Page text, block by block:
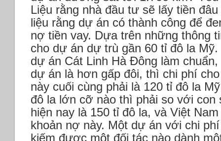
Liệu rằng nhà đầu tư sẽ lấy tiền
liệu rằng dự án có thành công để
nợ tiền vay. Dựa trên những thông
cho dự án dự trù gần 60 tỉ đô la
dự án Cát Linh Hà Đông làm
dự án là hơn gấp đôi, thì chi phí
này cuối cùng phải là 120 tỉ đô la
đô la lớn cỡ nào thì phải so với con
hiện nay là 150 tỉ đô la, và Việt
khoản nợ này. Một dự án với chi
kiếm được một đối tác nào dành